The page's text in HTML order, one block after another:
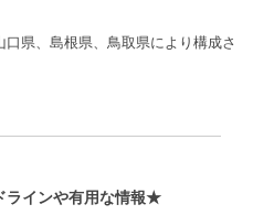
県、島根県、鳥取県により構成さ
ラインや有用な情報★